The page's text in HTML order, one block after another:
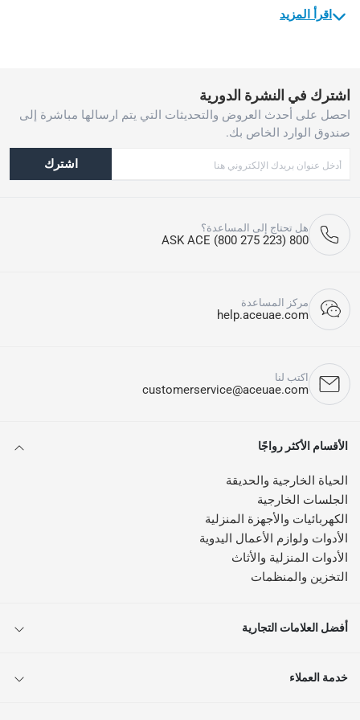
اقرأ المزيد
اشترك في النشرة الدورية
احصل على أحدث العروض والتحديثات التي يتم ارسالها مباشرة إلى
صندوق الوارد الخاص بك.
اشترك
هل تحتاج إلى المساعدة؟
800 ASK ACE (800 275 223)
مركز المساعدة
help.aceuae.com
اكتب لنا
customerservice@aceuae.com
الأقسام الأكثر رواجًا
الحياة الخارجية والحديقة
الجلسات الخارجية
الكهربائيات والأجهزة المنزلية
الأدوات ولوازم الأعمال اليدوية
الأدوات المنزلية والأثاث
التخزين والمنظمات
أفضل العلامات التجارية
خدمة العملاء